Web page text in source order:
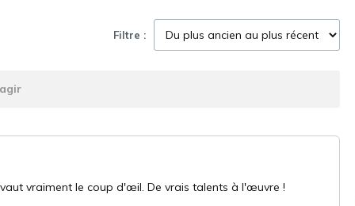
Filtre :
vraiment le coup d'œil. De vrais talents à l'œuvre !